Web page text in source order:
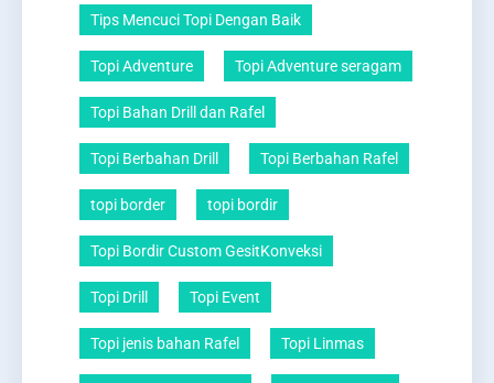
Tips Mencuci Topi Dengan Baik
Topi Adventure Topi Adventure seragam
Topi Bahan Drill dan Rafel
Topi Berbahan Drill Topi Berbahan Rafel
topi border topi bordir
Topi Bordir Custom GesitKonveksi
Topi Drill Topi Event
Topi jenis bahan Rafel Topi Linmas